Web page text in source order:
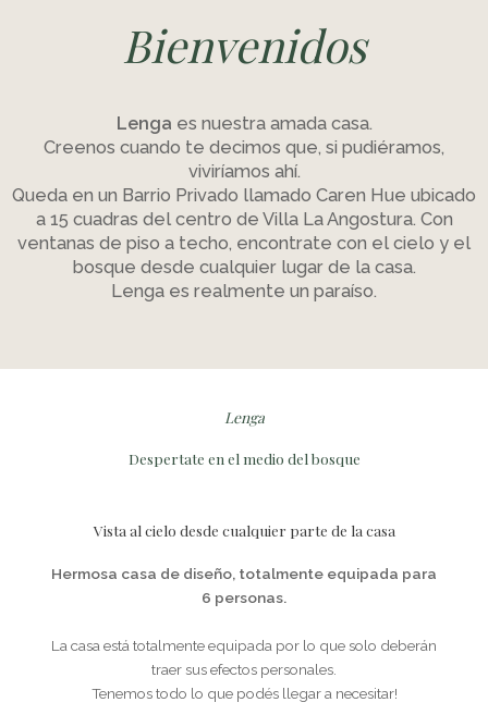
Bienvenidos
Lenga es nuestra amada casa.
Creenos cuando te decimos que, si pudiéramos,
viviríamos ahí.
Queda en un Barrio Privado llamado Caren Hue ubicado
a 15 cuadras del centro de Villa La Angostura. Con
ventanas de piso a techo, encontrate con el cielo y el
bosque desde cualquier lugar de la casa.
Lenga es realmente un paraíso.
Lenga
Despertate en el medio del bosque
Vista al cielo desde cualquier parte de la casa
Hermosa casa de diseño, totalmente equipada para
6 personas.
La casa está totalmente equipada por lo que solo deberán
traer sus efectos personales.
Tenemos todo lo que podés llegar a necesitar!